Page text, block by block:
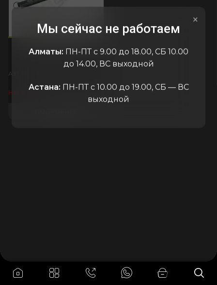
код:1029 код:1029
МШИ 3.5
АЗТ КОМПЛЕКТ
Нет в наличии 45.000₸
×
Мы сейчас не работаем
Алматы: ПН-ПТ с 9.00 до 18.00, СБ 10.00
до 14.00, ВС выходной
Астана: ПН-ПТ с 10.00 до 19.00, СБ — ВС
выходной